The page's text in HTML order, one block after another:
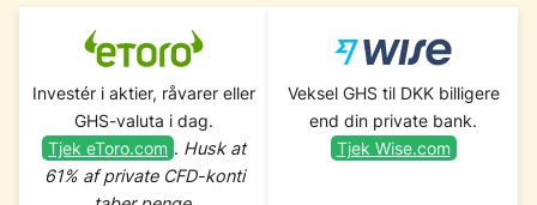
Investér i aktier, råvarer eller
GHS-valuta i dag.
Tjek eToro.com . Husk at
61% af private CFD-konti
Veksel GHS til DKK billigere
end din private bank.
Tjek Wise.com